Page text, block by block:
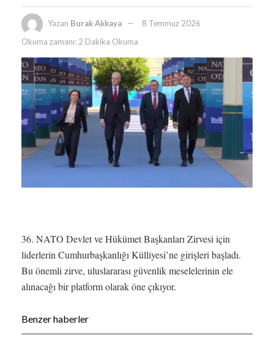
Yazan Burak Akkaya
8 Temmuz 2026
Okuma zamanı: 2 Dakika Okuma
36. NATO Devlet ve Hükümet Başkanları Zirvesi için
liderlerin Cumhurbaşkanlığı Külliyesi’ne girişleri başladı.
Bu önemli zirve, uluslararası güvenlik meselelerinin ele
alınacağı bir platform olarak öne çıkıyor.
Benzer haberler